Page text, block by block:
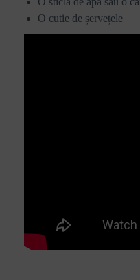
O cutie de șervețele